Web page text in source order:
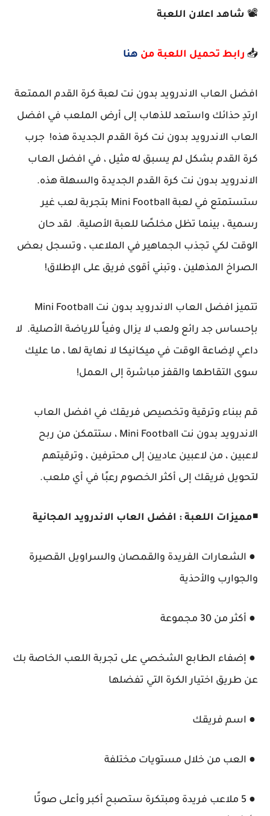
📽️ شاهد اعلان اللعبة
📥 رابط تحميل اللعبة من هنا
افضل العاب الاندرويد بدون نت لعبة كرة القدم الممتعة
ارتدِ حذائك واستعد للذهاب إلى أرض الملعب في افضل
العاب الاندرويد بدون نت كرة القدم الجديدة هذه! جرب
كرة القدم بشكل لم يسبق له مثيل ، في افضل العاب
الاندرويد بدون نت كرة القدم الجديدة والسهلة هذه.
ستستمتع في لعبة Mini Football بتجربة لعب غير
رسمية ، بينما تظل مخلصًا للعبة الأصلية. لقد حان
الوقت لكي تجذب الجماهير في الملاعب ، وتسجل بعض
الصراخ المذهلين ، وتبني أقوى فريق على الإطلاق!
تتميز افضل العاب الاندرويد بدون نت Mini Football
بإحساس جد رائع ولعب لا يزال وفياً للرياضة الأصلية. لا
داعي لإضاعة الوقت في ميكانيكا لا نهاية لها ، ما عليك
سوى التقاطها والقفز مباشرة إلى العمل!
قم ببناء وترقية وتخصيص فريقك في افضل العاب
الاندرويد بدون نت Mini Football ، ستتمكن من ربح
لاعبين ، من لاعبين عاديين إلى محترفين ، وترقيتهم
لتحويل فريقك إلى أكثر الخصوم رعبًا في أي ملعب.
◾مميزات اللعبة : افضل العاب الاندرويد المجانية
● الشعارات الفريدة والقمصان والسراويل القصيرة
والجوارب والأحذية
● أكثر من 30 مجموعة
● إضفاء الطابع الشخصي على تجربة اللعب الخاصة بك
عن طريق اختيار الكرة التي تفضلها
● اسم فريقك
● العب من خلال مستويات مختلفة
● 5 ملاعب فريدة ومبتكرة ستصبح أكبر وأعلى صوتًا